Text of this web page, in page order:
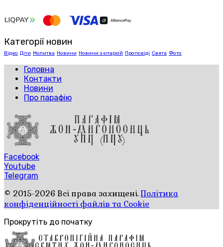
Категорії новин
Відео Діти Молитва Новини Новини з єпархій Проповіді Свята Фото
Головна
Контакти
Новини
Про парафію
Facebook
Youtube
Telegram
© 2015-2026 Всі права захищені.Політика
конфіденційності файлів та Cookie
Прокрутіть до початку